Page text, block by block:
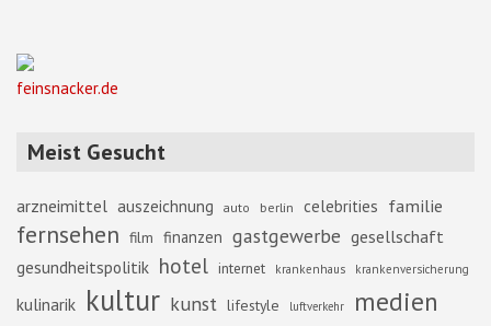
feinsnacker.de
Meist Gesucht
arzneimittel auszeichnung auto berlin celebrities familie
fernsehen film finanzen gastgewerbe gesellschaft
gesundheitspolitik hotel internet krankenhaus krankenversicherung
kulinarik kultur kunst lifestyle luftverkehr medien